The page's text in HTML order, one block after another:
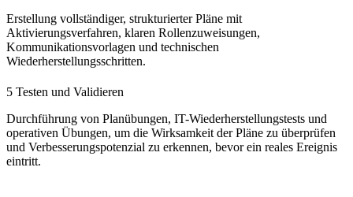
Erstellung vollständiger, strukturierter Pläne mit
Aktivierungsverfahren, klaren Rollenzuweisungen,
Kommunikationsvorlagen und technischen
Wiederherstellungsschritten.
5 Testen und Validieren
Durchführung von Planübungen, IT-Wiederherstellungstests und
operativen Übungen, um die Wirksamkeit der Pläne zu überprüfen
und Verbesserungspotenzial zu erkennen, bevor ein reales Ereignis
eintritt.